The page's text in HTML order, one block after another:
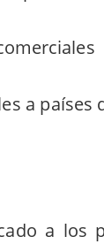
a países
a los